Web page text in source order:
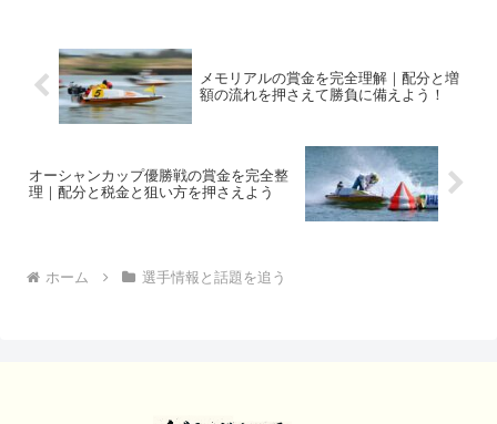
メモリアルの賞金を完全理解｜配分と増
額の流れを押さえて勝負に備えよう！
オーシャンカップ優勝戦の賞金を完全整
理｜配分と税金と狙い方を押さえよう
ホーム 選手情報と話題を追う